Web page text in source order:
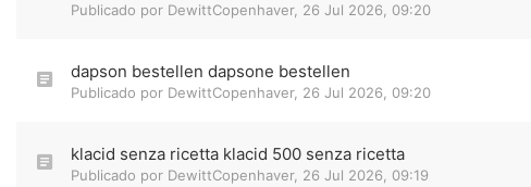
Publicado por DewittCopenhaver, 26 Jul 2026, 09:20
dapson bestellen dapsone bestellen
Publicado por DewittCopenhaver, 26 Jul 2026, 09:20
klacid senza ricetta klacid 500 senza ricetta
Publicado por DewittCopenhaver, 26 Jul 2026, 09:19